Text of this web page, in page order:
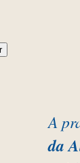
A
da